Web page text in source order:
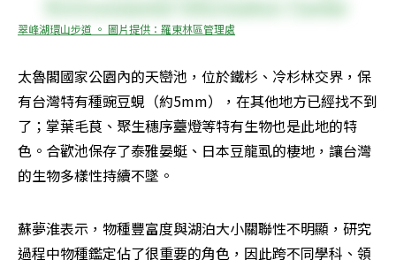
翠峰湖環山步道 。 圖片提供：羅東林區管理處
太魯閣國家公園內的天巒池，位於鐵杉、冷杉林交界，保
有台灣特有種豌豆蜆（約5mm），在其他地方已經找不到
了；掌葉毛茛、聚生穗序薹燈等特有生物也是此地的特
色。合歡池保存了泰雅晏蜓、日本豆龍虱的棲地，讓台灣
的生物多樣性持續不墜。
蘇夢淮表示，物種豐富度與湖泊大小關聯性不明顯，研究
過程中物種鑑定佔了很重要的角色，因此跨不同學科、領